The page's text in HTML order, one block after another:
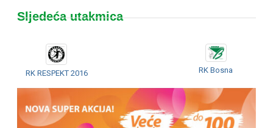
Sljedeća utakmica
RK RESPEKT 2016 RK Bosna